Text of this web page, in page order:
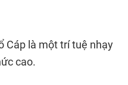
Cáp là một trí tuệ nhạy
cao.